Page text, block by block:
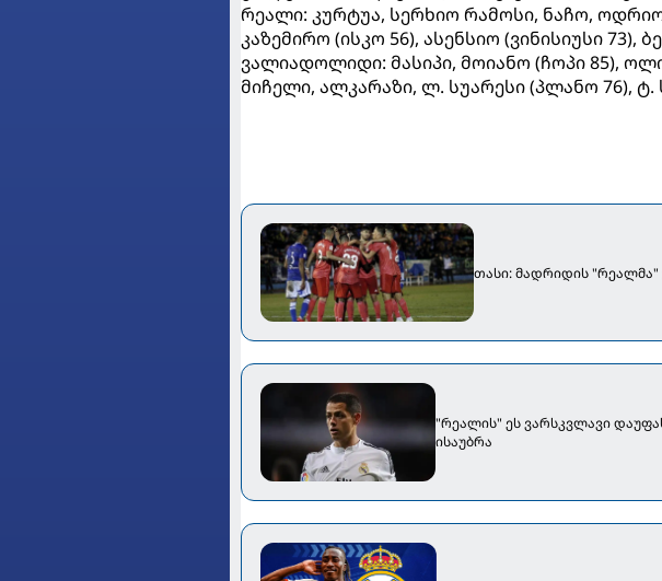
რეალი: კურტუა, სერხიო რამოსი, ნაჩო,
კაზემირო (ისკო 56), ასენსიო (ვინისიუსი 73),
ვალიადოლიდი: მასიპი, მოიანო (ჩოპი 85),
მიჩელი, ალკარაზი, ლ. სუარესი (პლანო 76), ტ.
თასი: მადრიდის "რეალმა"
"რეალის" ეს ვარსკვლავი
ისაუბრა